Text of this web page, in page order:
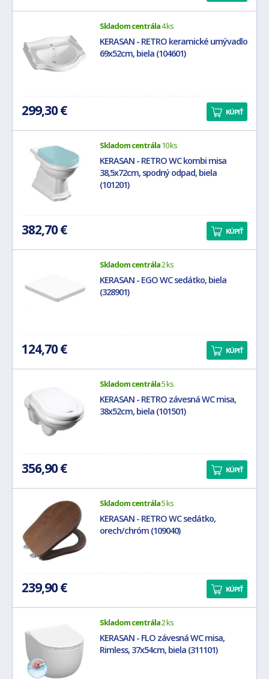
Skladom centrála4 ks
KERASAN - RETRO keramické umývadlo
69x52cm, biela (104601)
299,30 € KÚPIŤ
Skladom centrála10 ks
KERASAN - RETRO WC kombi misa
38,5x72cm, spodný odpad, biela
(101201)
382,70 € KÚPIŤ
Skladom centrála2 ks
KERASAN - EGO WC sedátko, biela
(328901)
124,70 € KÚPIŤ
Skladom centrála5 ks
KERASAN - RETRO závesná WC misa,
38x52cm, biela (101501)
356,90 € KÚPIŤ
Skladom centrála5 ks
KERASAN - RETRO WC sedátko,
orech/chróm (109040)
239,90 € KÚPIŤ
Skladom centrála2 ks
KERASAN - FLO závesná WC misa,
Rimless, 37x54cm, biela (311101)